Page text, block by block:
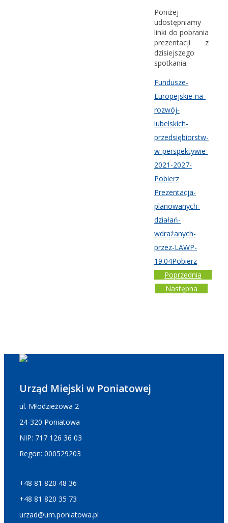
Poniżej
udostępniamy
linki do pobrania
prezentacji z
dzisiejszego
spotkania:
Fundusze-
Europejskie-na-
rozwój-
lubelskich-
przedsiębiorstw-
w-perspektywie-
2021-2027-
Pobierz
Prezentacja-
planowanych-
działań-
wdrażanych-
przez-LAWP-
19.04Pobierz
Poprzednia
Następna
Urząd Miejski w Poniatowej
ul. Młodzieżowa 2
24-320 Poniatowa
NIP: 717 126 36 03
Regon: 000529203
+48 81 820 48 36
+48 81 820 35 73
urzad@um.poniatowa.pl